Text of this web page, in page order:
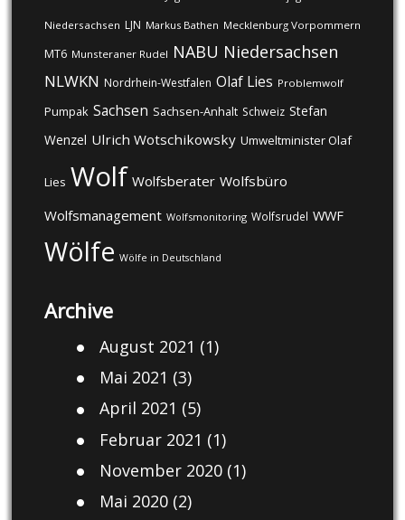
Niedersachsen LJN Markus Bathen Mecklenburg Vorpommern
MT6 Munsteraner Rudel NABU Niedersachsen
NLWKN Nordrhein-Westfalen Olaf Lies Problemwolf
Pumpak Sachsen Sachsen-Anhalt Schweiz Stefan
Wenzel Ulrich Wotschikowsky Umweltminister Olaf
Lies Wolf Wolfsberater Wolfsbüro
Wolfsmanagement Wolfsmonitoring Wolfsrudel WWF
Wölfe Wölfe in Deutschland
Archive
August 2021 (1)
Mai 2021 (3)
April 2021 (5)
Februar 2021 (1)
November 2020(1)
Mai 2020(2)